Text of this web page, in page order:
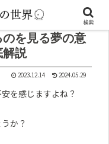
のを見る夢の意
解説
2023.12.14 2024.05.29
を感じますよね？
か？
検索